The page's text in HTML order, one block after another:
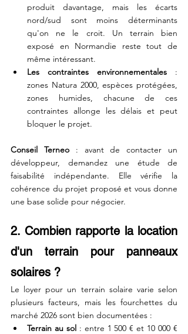
produit davantage, mais les écarts
nord/sud sont moins déterminants
qu'on ne le croit. Un terrain bien
exposé en Normandie reste tout de
même intéressant.
Les contraintes environnementales :
zones Natura 2000, espèces protégées,
zones humides, chacune de ces
contraintes allonge les délais et peut
bloquer le projet.
Conseil Terneo : avant de contacter un
développeur, demandez une étude de
faisabilité indépendante. Elle vérifie la
cohérence du projet proposé et vous donne
une base solide pour négocier.
2. Combien rapporte la location
d'un terrain pour panneaux
solaires ?
Le loyer pour un terrain solaire varie selon
plusieurs facteurs, mais les fourchettes du
marché 2026 sont bien documentées :
Terrain au sol : entre 1 500 € et 10 000 €